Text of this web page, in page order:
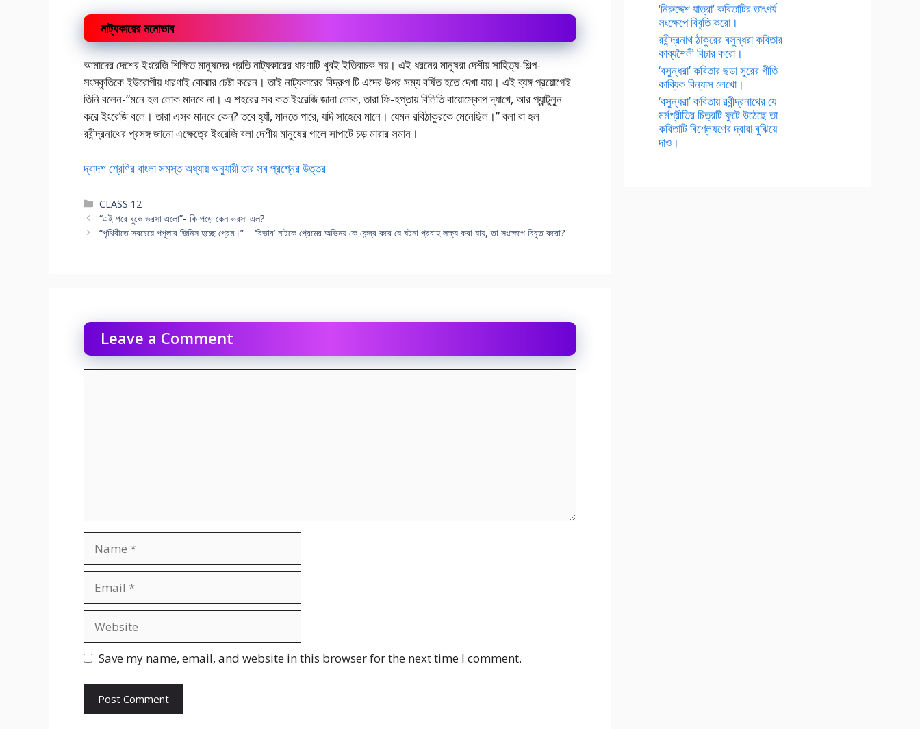
নাট্যকারের মনোভাব
আমাদের দেশের ইংরেজি শিক্ষিত মানুষদের প্রতি নাট্যকারের ধারণাটি খুবই ইতিবাচক নয়। এই ধরনের মানুষরা দেশীয় সাহিত্য-শিল্প-
সংস্কৃতিকে ইউরোপীয় ধারণাই বোঝার চেষ্টা করেন। তাই নাট্যকারের বিদ্রুপ টি এদের উপর সম্য বর্ষিত হতে দেখা যায়। এই ব্যঙ্গ প্রয়োগেই
তিনি বলেন-“মনে হল লোক মানবে না। এ শহরের সব কত ইংরেজি জানা লোক, তারা ফি-হপ্তায় বিলিতি বায়োস্কোপ দ্যাখে, আর প্যান্টুলুন
করে ইংরেজি বলে। তারা এসব মানবে কেন? তবে হ্যাঁ, মানতে পারে, যদি সাহেবে মানে। যেমন রবিঠাকুরকে মেনেছিল।” বলা বা হল
রবীন্দ্রনাথের প্রসঙ্গ জানো এক্ষেত্রে ইংরেজি বলা দেশীয় মানুষের গালে সাপাটে চড় মারার সমান।
দ্বাদশ শ্রেণির বাংলা সমস্ত অধ্যায় অনুযায়ী তার সব প্রশ্নের উত্তর
Categories
CLASS 12
“এই পরে বুকে ভরসা এলো”- কি পড়ে কেন ভরসা এল?
“পৃথিবীতে সবচেয়ে পপুলার জিনিস হচ্ছে প্রেম।” – ‘বিভাব’ নাটকে প্রেমের অভিনয় কে কেন্দ্র করে যে ঘটনা প্রবাহ লক্ষ্য করা যায়, তা সংক্ষেপে বিবৃত করো?
Leave a Comment
Save my name, email, and website in this browser for the next time I comment.
‘নিরুদ্দেশ যাত্রা’ কবিতাটির তাৎপর্য
সংক্ষেপে বিবৃতি করো।
রবীন্দ্রনাথ ঠাকুরের বসুন্ধরা কবিতার
কাব্যশৈলী বিচার করো।
‘বসুন্ধরা’ কবিতার ছড়া সুরের গীতি
কাব্যিক বিন্যাস লেখো।
‘বসুন্ধরা’ কবিতায় রবীন্দ্রনাথের যে
মর্মপ্রীতির চিত্রটি ফুটে উঠেছে তা
কবিতাটি বিশ্লেষণের দ্বারা বুঝিয়ে
দাও।